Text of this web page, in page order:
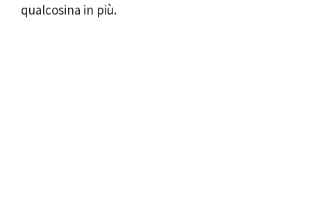
qualcosina in più.